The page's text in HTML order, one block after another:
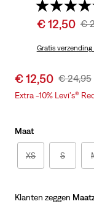
Sale
is
€ 12,50 €
Gratis verzending
Sale
price
€ 12,50 Original
Price
€ 24,95
Extra -10% Levi's®
Maat
XS S
Klanten zeggen